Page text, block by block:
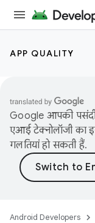
APP QUALITY
Google आपकी
एआई टेक्नोलॉजी का
गलतियां हो सकती हैं.
Android Developers